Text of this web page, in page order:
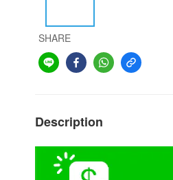
SHARE
Description